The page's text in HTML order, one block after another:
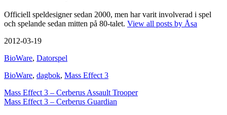
Officiell speldesigner sedan 2000, men har varit involverad i spel
och spelande sedan mitten på 80-talet. View all posts by Åsa
2012-03-19
BioWare, Datorspel
BioWare, dagbok, Mass Effect 3
Post
navigation
Mass Effect 3 – Cerberus Assault Trooper
Mass Effect 3 – Cerberus Guardian